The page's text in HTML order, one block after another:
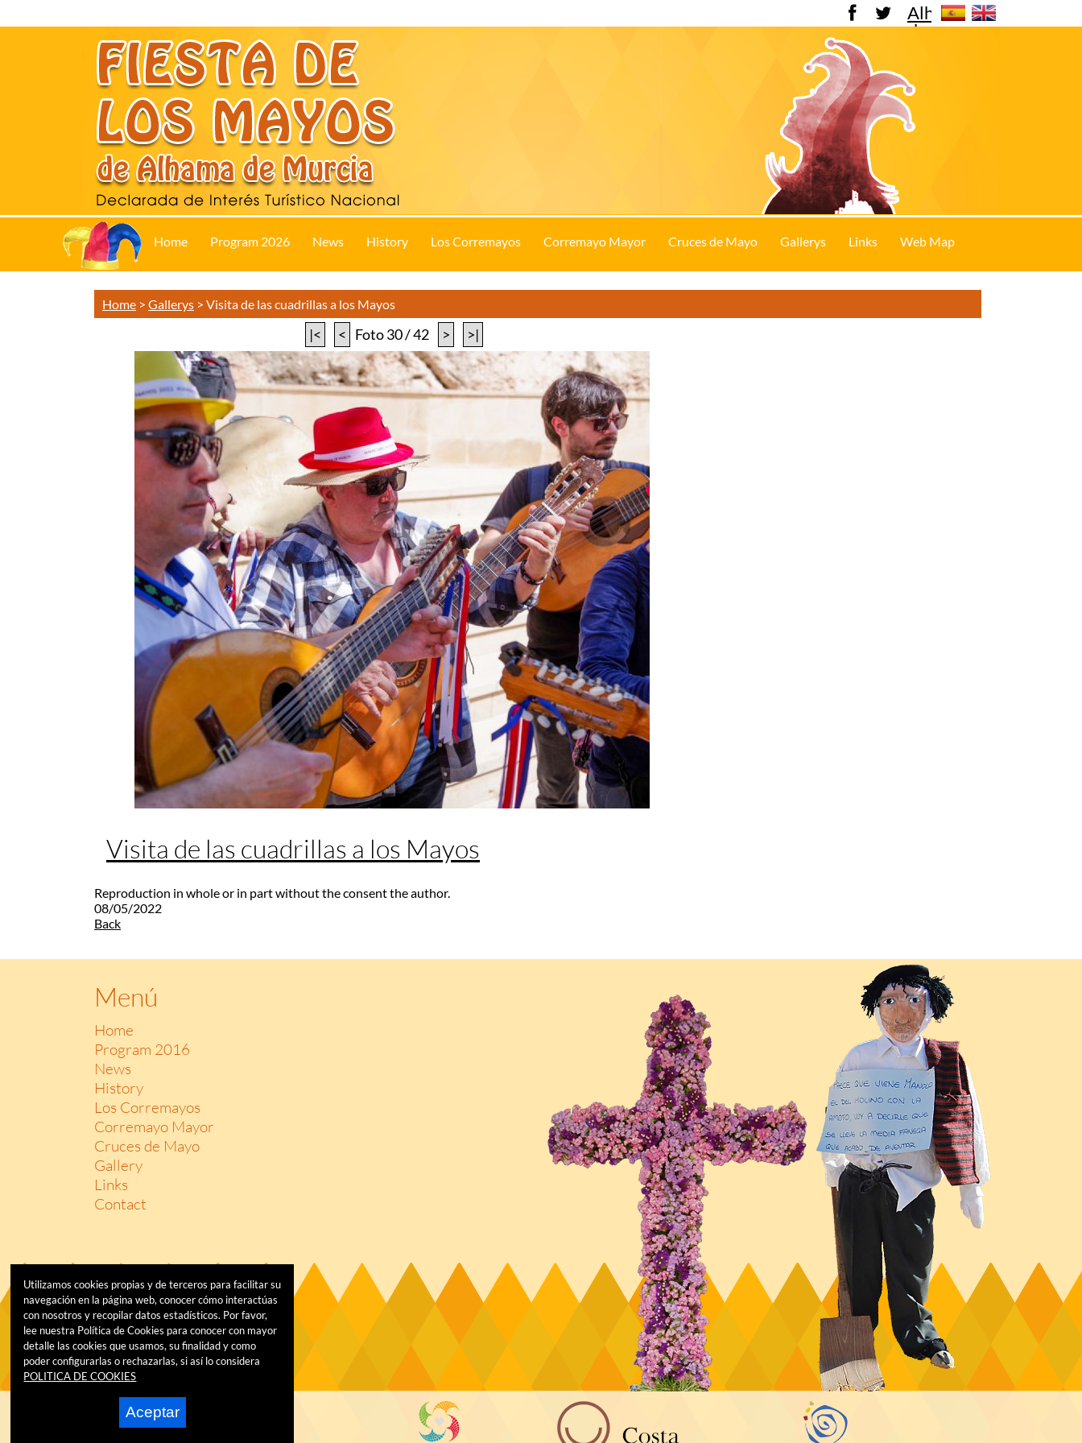
Alhama
de
Home Program 2026 News History Los Corremayos Corremayo Mayor Cruces de Mayo Gallerys Links Web Map
Home > Gallerys > Visita de las cuadrillas a los Mayos
|< < Foto 30 / 42 > >|
Visita de las cuadrillas a los Mayos
Reproduction in whole or in part without the consent the author.
08/05/2022
Back
Menú
Home
Program 2016
News
History
Los Corremayos
Corremayo Mayor
Cruces de Mayo
Gallery
Links
Contact
Utilizamos cookies propias y de terceros para facilitar su
navegación en la página web, conocer cómo interactúas
con nosotros y recopilar datos estadísticos. Por favor,
lee nuestra Política de Cookies para conocer con mayor
detalle las cookies que usamos, su finalidad y como
poder configurarlas o rechazarlas, si así lo considera
POLITICA DE COOKIES
Aceptar